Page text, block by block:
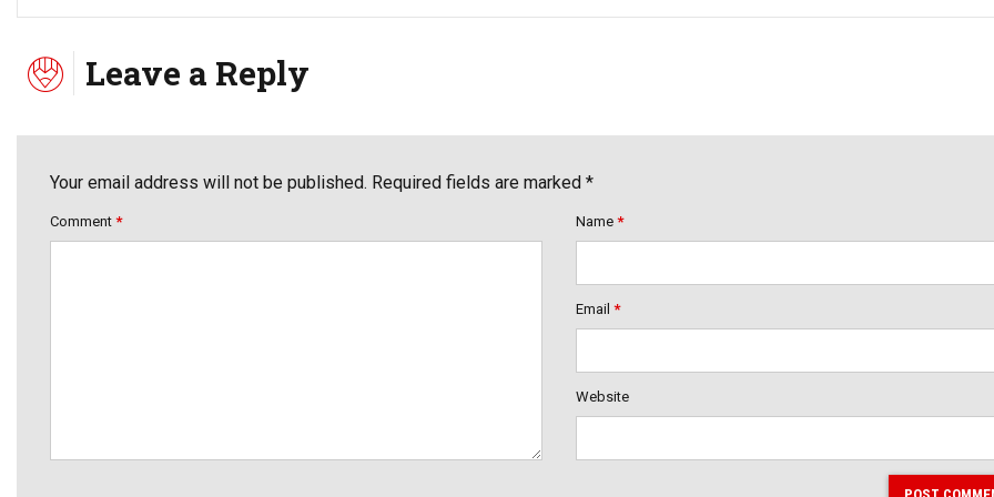
Leave a Reply
Your email address will not be published. Required fields are marked *
Comment * Name *
Email *
Website